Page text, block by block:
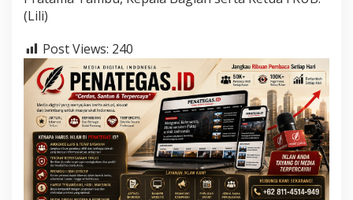
(Lili)
Post Views: 240